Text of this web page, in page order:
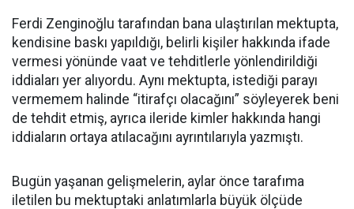
Ferdi Zenginoğlu tarafından bana ulaştırılan mektupta,
kendisine baskı yapıldığı, belirli kişiler hakkında ifade
vermesi yönünde vaat ve tehditlerle yönlendirildiği
iddiaları yer alıyordu. Aynı mektupta, istediği parayı
vermemem halinde “itirafçı olacağını” söyleyerek beni
de tehdit etmiş, ayrıca ileride kimler hakkında hangi
iddiaların ortaya atılacağını ayrıntılarıyla yazmıştı.
Bugün yaşanan gelişmelerin, aylar önce tarafıma
iletilen bu mektuptaki anlatımlarla büyük ölçüde